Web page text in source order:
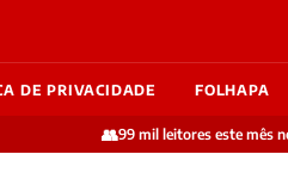
DE PRIVACIDADE FOLHAPA
👥99 mil leitores este mês